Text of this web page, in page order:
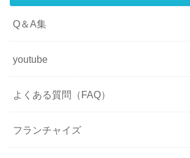
Q＆A集
youtube
よくある質問（FAQ）
フランチャイズ